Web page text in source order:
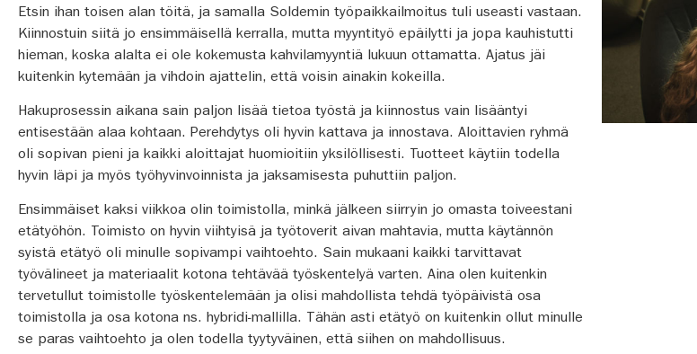
Etsin ihan toisen alan töitä, ja samalla Soldemin työpaikkailmoitus tuli useasti vastaan.
Kiinnostuin siitä jo ensimmäisellä kerralla, mutta myyntityö epäilytti ja jopa kauhistutti
hieman, koska alalta ei ole kokemusta kahvilamyyntiä lukuun ottamatta. Ajatus jäi
kuitenkin kytemään ja vihdoin ajattelin, että voisin ainakin kokeilla.
Hakuprosessin aikana sain paljon lisää tietoa työstä ja kiinnostus vain lisääntyi
entisestään alaa kohtaan. Perehdytys oli hyvin kattava ja innostava. Aloittavien ryhmä
oli sopivan pieni ja kaikki aloittajat huomioitiin yksilöllisesti. Tuotteet käytiin todella
hyvin läpi ja myös työhyvinvoinnista ja jaksamisesta puhuttiin paljon.
Ensimmäiset kaksi viikkoa olin toimistolla, minkä jälkeen siirryin jo omasta toiveestani
etätyöhön. Toimisto on hyvin viihtyisä ja työtoverit aivan mahtavia, mutta käytännön
syistä etätyö oli minulle sopivampi vaihtoehto. Sain mukaani kaikki tarvittavat
työvälineet ja materiaalit kotona tehtävää työskentelyä varten. Aina olen kuitenkin
tervetullut toimistolle työskentelemään ja olisi mahdollista tehdä työpäivistä osa
toimistolla ja osa kotona ns. hybridi-mallilla. Tähän asti etätyö on kuitenkin ollut minulle
se paras vaihtoehto ja olen todella tyytyväinen, että siihen on mahdollisuus.